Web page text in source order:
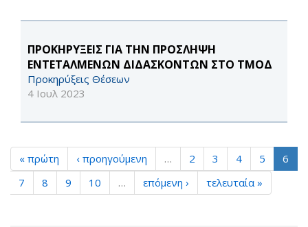
ΠΡΟΚΗΡΥΞΕΙΣ ΓΙΑ ΤΗΝ ΠΡΟΣΛΗΨΗ
ΕΝΤΕΤΑΛΜΕΝΩΝ ΔΙΔΑΣΚΟΝΤΩΝ ΣΤΟ ΤΜΟΔ
Προκηρύξεις Θέσεων
4 Ιουλ 2023
« πρώτη ‹ προηγούμενη … 2 3 4 5
6
7
8 9 10 … επόμενη › τελευταία »